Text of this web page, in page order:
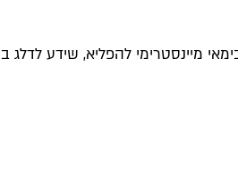
מיינסטרימי להפליא, שידע לדלג